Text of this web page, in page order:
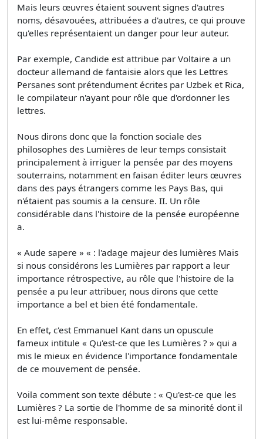
Mais leurs œuvres étaient souvent signes d'autres
noms, désavouées, attribuées a d'autres, ce qui prouve
qu'elles représentaient un danger pour leur auteur.
Par exemple, Candide est attribue par Voltaire a un
docteur allemand de fantaisie alors que les Lettres
Persanes sont prétendument écrites par Uzbek et Rica,
le compilateur n'ayant pour rôle que d'ordonner les
lettres.
Nous dirons donc que la fonction sociale des
philosophes des Lumières de leur temps consistait
principalement à irriguer la pensée par des moyens
souterrains, notamment en faisan éditer leurs œuvres
dans des pays étrangers comme les Pays Bas, qui
n'étaient pas soumis a la censure. II. Un rôle
considérable dans l'histoire de la pensée européenne
a.
« Aude sapere » « : l'adage majeur des lumières Mais
si nous considérons les Lumières par rapport a leur
importance rétrospective, au rôle que l'histoire de la
pensée a pu leur attribuer, nous dirons que cette
importance a bel et bien été fondamentale.
En effet, c'est Emmanuel Kant dans un opuscule
fameux intitule « Qu'est-ce que les Lumières ? » qui a
mis le mieux en évidence l'importance fondamentale
de ce mouvement de pensée.
Voila comment son texte débute : « Qu'est-ce que les
Lumières ? La sortie de l'homme de sa minorité dont il
est lui-même responsable.